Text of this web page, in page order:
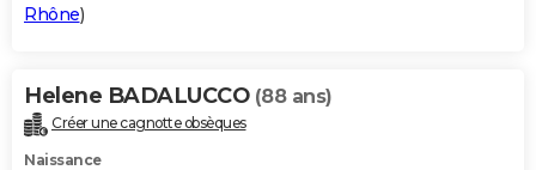
Rhône)
Helene BADALUCCO (88 ans)
Créer une cagnotte obsèques
Naissance